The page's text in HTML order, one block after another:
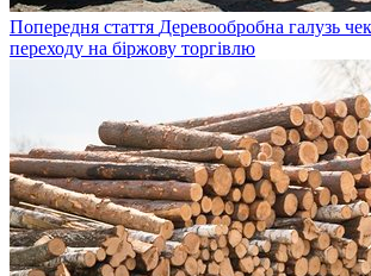
Попередня стаття Деревообробна галузь
переходу на біржову торгівлю